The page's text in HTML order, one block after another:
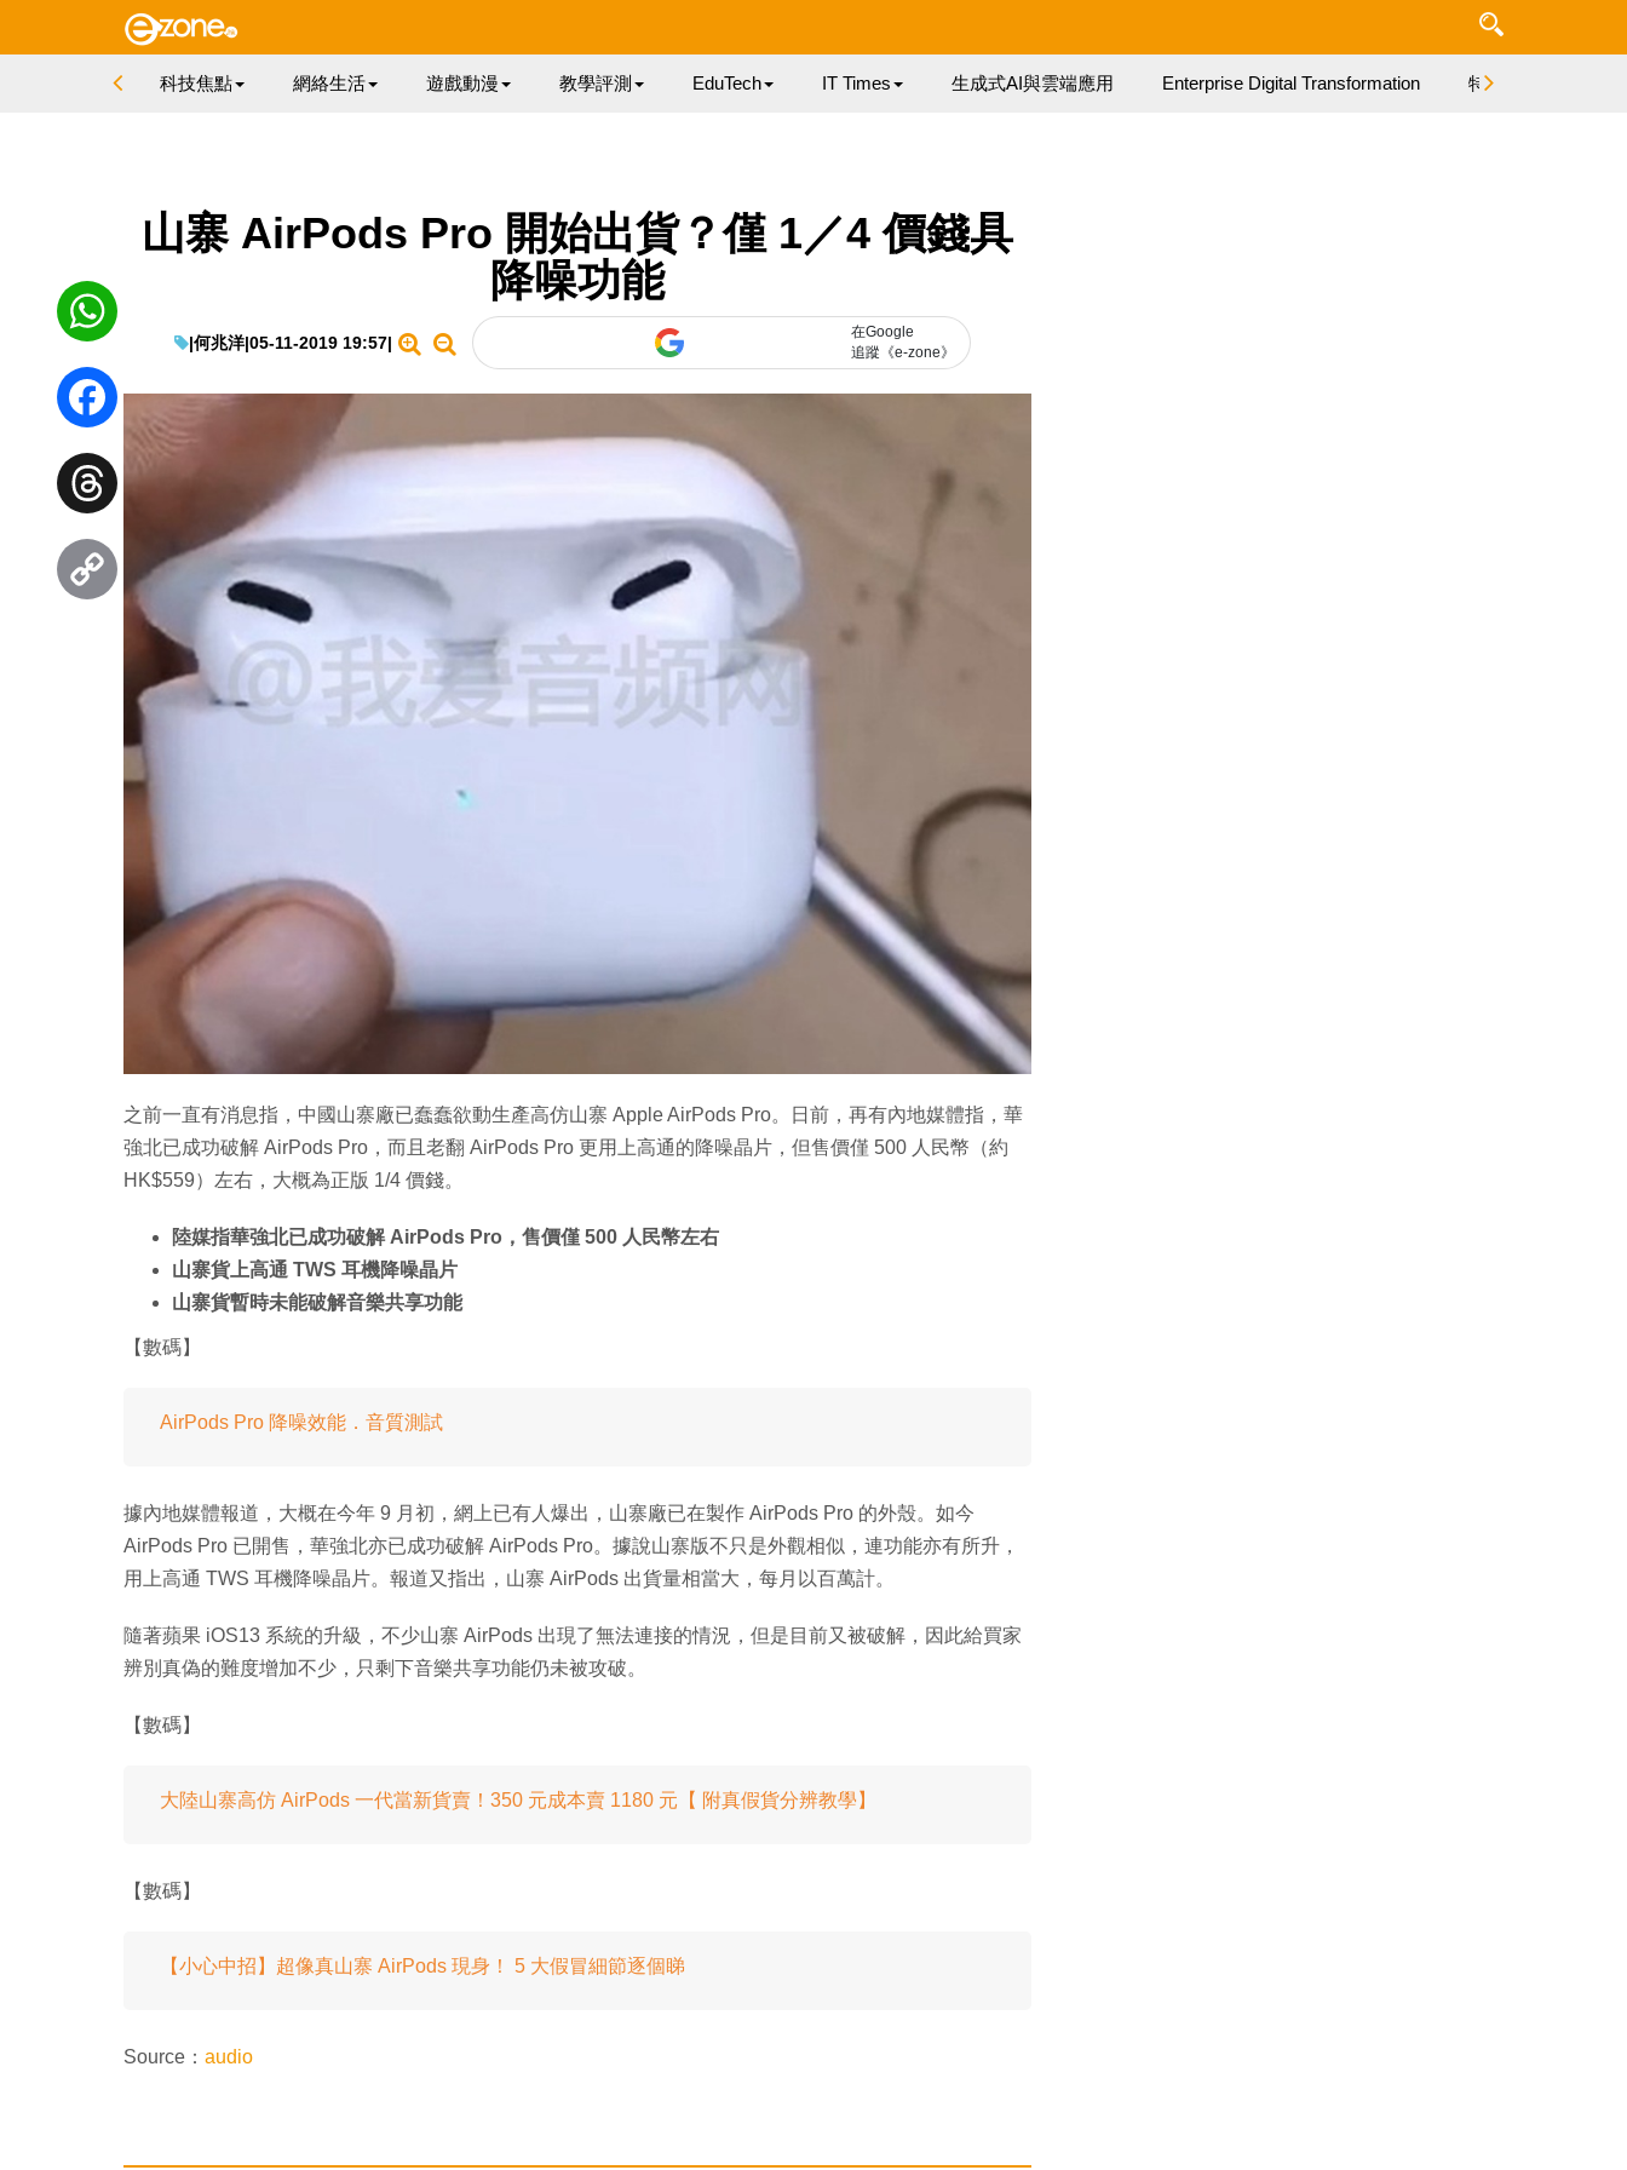
科技焦點 網絡生活 遊戲動漫 教學評測 EduTech IT Times 生成式AI與雲端應用 Enterprise Digital Transformation 特集
山寨 AirPods Pro 開始出貨？僅 1／4 價錢具
降噪功能
|何兆洋|05-11-2019 19:57|
在Google
追蹤《e-zone》
之前一直有消息指，中國山寨廠已蠢蠢欲動生產高仿山寨 Apple AirPods Pro。日前，再有內地媒體指，華
強北已成功破解 AirPods Pro，而且老翻 AirPods Pro 更用上高通的降噪晶片，但售價僅 500 人民幣（約
HK$559）左右，大概為正版 1/4 價錢。
陸媒指華強北已成功破解 AirPods Pro，售價僅 500 人民幣左右
山寨貨上高通 TWS 耳機降噪晶片
山寨貨暫時未能破解音樂共享功能
【數碼】
AirPods Pro 降噪效能．音質測試
據內地媒體報道，大概在今年 9 月初，網上已有人爆出，山寨廠已在製作 AirPods Pro 的外殼。如今
AirPods Pro 已開售，華強北亦已成功破解 AirPods Pro。據說山寨版不只是外觀相似，連功能亦有所升，
用上高通 TWS 耳機降噪晶片。報道又指出，山寨 AirPods 出貨量相當大，每月以百萬計。
隨著蘋果 iOS13 系統的升級，不少山寨 AirPods 出現了無法連接的情況，但是目前又被破解，因此給買家
辨別真偽的難度增加不少，只剩下音樂共享功能仍未被攻破。
【數碼】
大陸山寨高仿 AirPods 一代當新貨賣！350 元成本賣 1180 元【 附真假貨分辨教學】
【數碼】
【小心中招】超像真山寨 AirPods 現身！ 5 大假冒細節逐個睇
Source： audio
WhatsApp
Facebook
Threads